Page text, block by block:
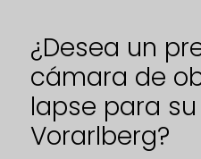
¿Desea un
cámara de
lapse para
Vorarlberg?